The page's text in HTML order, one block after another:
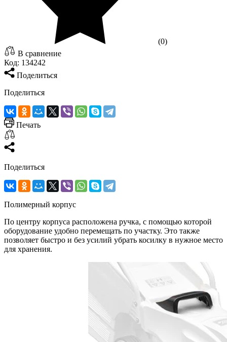
(0)
В сравнение
Код: 134242
Поделиться
Поделиться
Печать
Поделиться
Полимерный корпус
По центру корпуса расположена ручка, с помощью которой
оборудование удобно перемещать по участку. Это также
позволяет быстро и без усилий убрать косилку в нужное место
для хранения.